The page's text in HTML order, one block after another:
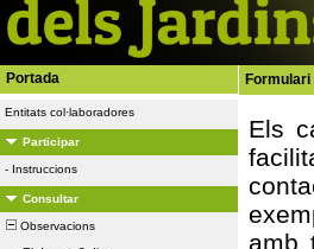
Portada
Entitats col·laboradores
Participar
- Instruccions
Consultar
Observacions
Els
amb